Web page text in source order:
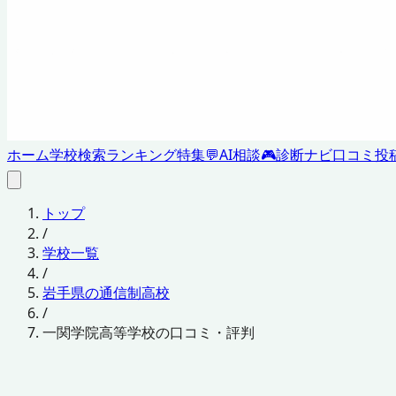
ホーム学校検索ランキング特集💬AI相談🎮診断ナビ口コミ投
トップ
/
学校一覧
/
岩手県の通信制高校
/
一関学院高等学校の口コミ・評判